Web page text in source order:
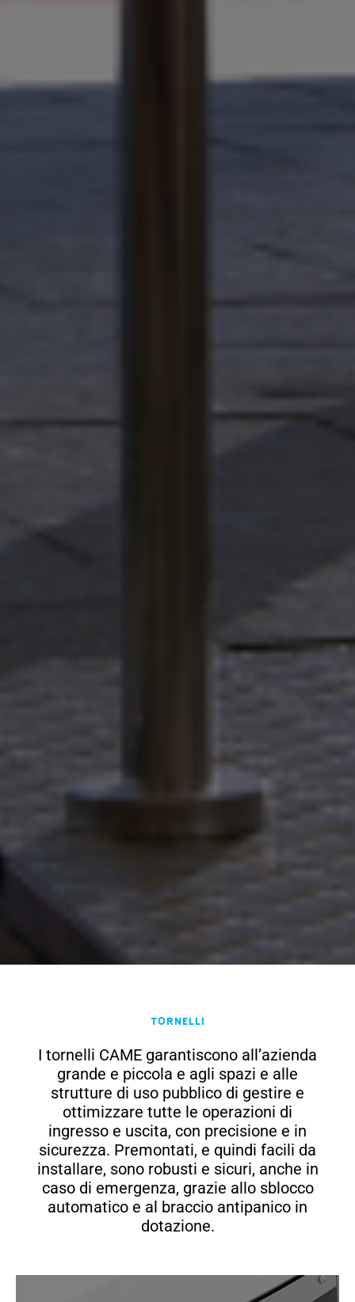
Tornelli
I tornelli CAME garantiscono all’azienda
grande e piccola e agli spazi e alle
strutture di uso pubblico di gestire e
ottimizzare tutte le operazioni di
ingresso e uscita, con precisione e in
sicurezza. Premontati, e quindi facili da
installare, sono robusti e sicuri, anche in
caso di emergenza, grazie allo sblocco
automatico e al braccio antipanico in
dotazione.